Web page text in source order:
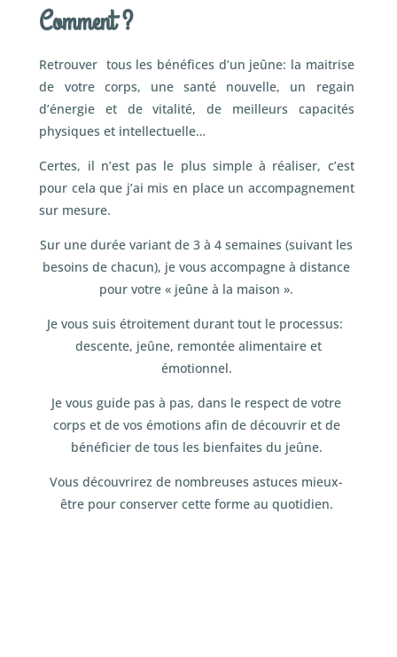
Comment ?
Retrouver tous les bénéfices d’un jeûne: la maitrise
de votre corps, une santé nouvelle, un regain
d’énergie et de vitalité, de meilleurs capacités
physiques et intellectuelle…
Certes, il n’est pas le plus simple à réaliser, c’est
pour cela que j’ai mis en place un accompagnement
sur mesure.
Sur une durée variant de 3 à 4 semaines (suivant les
besoins de chacun), je vous accompagne à distance
pour votre « jeûne à la maison ».
Je vous suis étroitement durant tout le processus:
descente, jeûne, remontée alimentaire et
émotionnel.
Je vous guide pas à pas, dans le respect de votre
corps et de vos émotions afin de découvrir et de
bénéficier de tous les bienfaites du jeûne.
Vous découvrirez de nombreuses astuces mieux-
être pour conserver cette forme au quotidien.